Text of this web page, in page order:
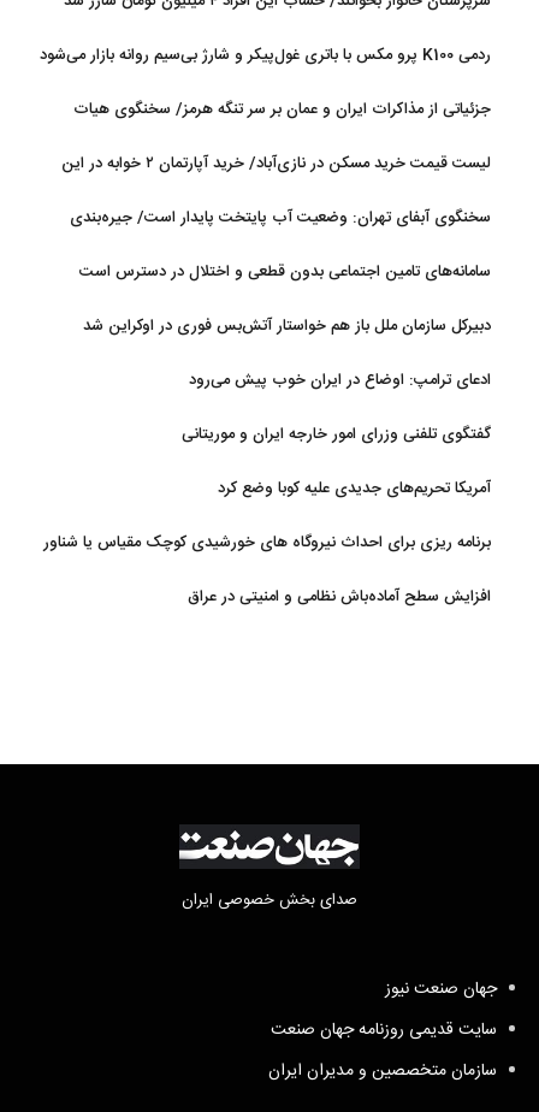
ردمی K100 پرو مکس با باتری غول‌پیکر و شارژ بی‌سیم روانه بازار می‌شود
جزئیاتی از مذاکرات ایران و عمان بر سر تنگه هرمز/ سخنگوی هیات
رئیسه مجلس: بیانیه‌ای شامل تصحیح مسیر تردد دریایی در تنگه، در
لیست قیمت خرید مسکن در نازی‌آباد/ خرید آپارتمان ۲ خوابه در این
منطقه چقدر سرمایه نیاز دارد؟ + جدول مردادماه ۱۴۰۵
سخنگوی آبفای تهران: وضعیت آب پایتخت پایدار است/ جیره‌بندی
سامانه‌های تامین اجتماعی بدون قطعی و اختلال در دسترس است
دبیرکل سازمان ملل باز هم خواستار آتش‌بس فوری در اوکراین شد
ادعای ترامپ: اوضاع در ایران خوب پیش می‌رود
گفتگوی تلفنی وزرای امور خارجه ایران و موریتانی
آمریکا تحریم‌های جدیدی علیه کوبا وضع کرد
برنامه ریزی برای احداث نیروگاه های خورشیدی کوچک مقیاس یا شناور
روی آب در مازندران
افزایش سطح آماده‌باش نظامی و امنیتی در عراق
صدای بخش خصوصی ایران
جهان صنعت نیوز
سایت قدیمی روزنامه جهان صنعت
سازمان متخصصین و مدیران ایران